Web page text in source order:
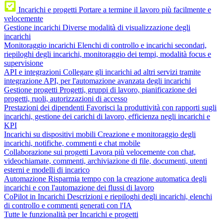
Incarichi e progetti Portare a termine il lavoro più facilmente e
velocemente
Gestione incarichi Diverse modalità di visualizzazione degli
incarichi
Monitoraggio incarichi Elenchi di controllo e incarichi secondari,
riepiloghi degli incarichi, monitoraggio dei tempi, modalità focus e
supervisione
API e integrazioni Collegare gli incarichi ad altri servizi tramite
integrazione API, per l'automazione avanzata degli incarichi
Gestione progetti Progetti, gruppi di lavoro, pianificazione dei
progetti, ruoli, autorizzazioni di accesso
Prestazioni dei dipendenti Favorisci la produttività con rapporti sugli
incarichi, gestione dei carichi di lavoro, efficienza negli incarichi e
KPI
Incarichi su dispositivi mobili Creazione e monitoraggio degli
incarichi, notifiche, commenti e chat mobile
Collaborazione sui progetti Lavora più velocemente con chat,
videochiamate, commenti, archiviazione di file, documenti, utenti
esterni e modelli di incarico
Automazione Risparmia tempo con la creazione automatica degli
incarichi e con l'automazione dei flussi di lavoro
CoPilot in Incarichi Descrizioni e riepiloghi degli incarichi, elenchi
di controllo e commenti generati con l'IA
Tutte le funzionalità per Incarichi e progetti